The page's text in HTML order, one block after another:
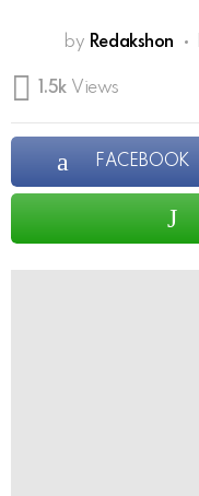
by Redakshon
1.5k Views
FACEBOOK